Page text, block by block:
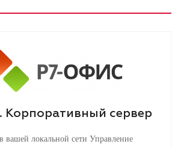
сервер
вашей локальной сети Управление